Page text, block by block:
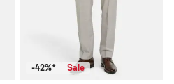
-42%* Sale